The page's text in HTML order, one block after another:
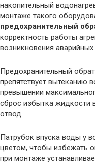
накопительный
монтаже такого
предохранительный
корректность работы
возникновения аварийных
Предохранительный
препятствует вытеканию
превышении
сброс избытка жидкости
отвод
Патрубок впуска воды у
цветом, чтобы избежать
при монтаже